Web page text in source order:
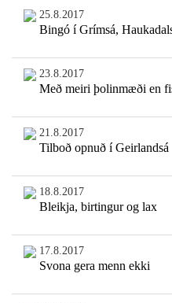
25.8.2017
Bingó í Grímsá,
23.8.2017
Með meiri þolinmæði en
21.8.2017
Tilboð opnuð í Geirlandsá
18.8.2017
Bleikja, birtingur og lax
17.8.2017
Svona gera menn ekki